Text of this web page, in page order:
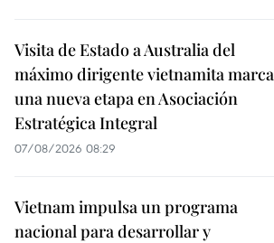
Visita de Estado a Australia del
máximo dirigente vietnamita marca
una nueva etapa en Asociación
Estratégica Integral
07/08/2026 08:29
Vietnam impulsa un programa
nacional para desarrollar y